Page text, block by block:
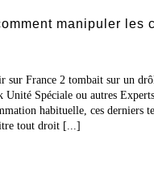
manipuler les
sur France 2 tombait sur un
Unité Spéciale ou autres
habituelle, ces derniers
tout droit [...]